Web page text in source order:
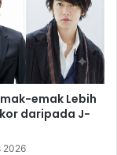
emak Lebih
daripada J-
2026